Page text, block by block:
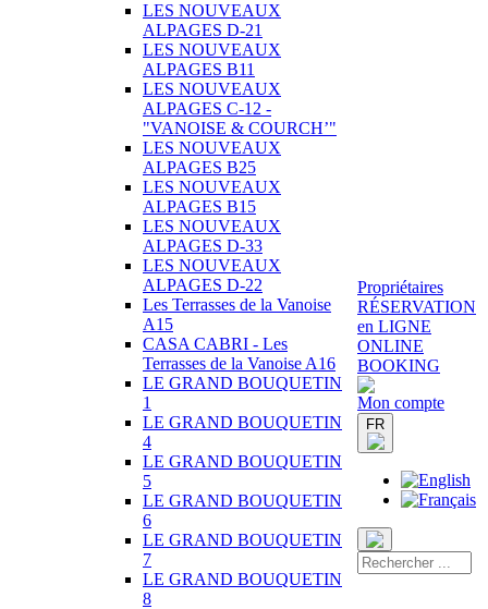
LES NOUVEAUX
ALPAGES D-21
LES NOUVEAUX
ALPAGES B11
LES NOUVEAUX
ALPAGES C-12 -
"VANOISE & COURCH’"
LES NOUVEAUX
ALPAGES B25
LES NOUVEAUX
ALPAGES B15
LES NOUVEAUX
ALPAGES D-33
LES NOUVEAUX
ALPAGES D-22
Les Terrasses de la Vanoise
A15
CASA CABRI - Les
Terrasses de la Vanoise A16
LE GRAND BOUQUETIN
1
LE GRAND BOUQUETIN
4
LE GRAND BOUQUETIN
5
LE GRAND BOUQUETIN
6
LE GRAND BOUQUETIN
7
LE GRAND BOUQUETIN
8
Propriétaires
RÉSERVATION
en LIGNE
ONLINE
BOOKING
Mon compte
FR